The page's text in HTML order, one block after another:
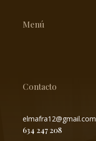
Menú
Contacto
elmafra12@gmail.com
634 247 208